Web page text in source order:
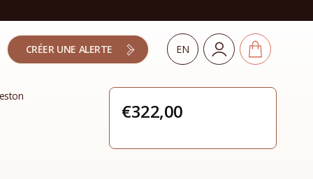
CRÉER UNE ALERTE EN
€322,00